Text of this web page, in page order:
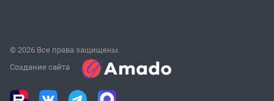
© 2026 Все права защищены.
Создание сайта